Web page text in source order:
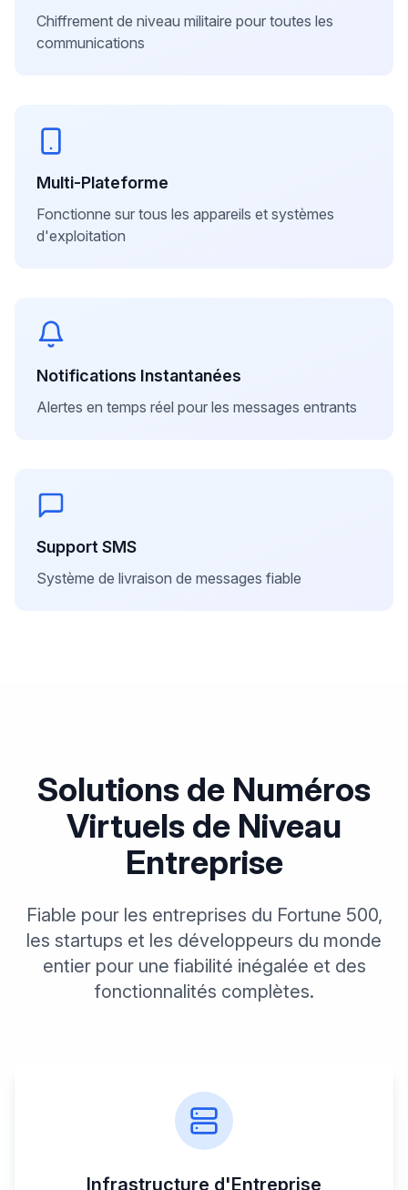
Chiffrement de niveau militaire pour toutes les
communications
Multi-Plateforme
Fonctionne sur tous les appareils et systèmes
d'exploitation
Notifications Instantanées
Alertes en temps réel pour les messages entrants
Support SMS
Système de livraison de messages fiable
Solutions de Numéros
Virtuels de Niveau
Entreprise
Fiable pour les entreprises du Fortune 500,
les startups et les développeurs du monde
entier pour une fiabilité inégalée et des
fonctionnalités complètes.
Infrastructure d'Entreprise